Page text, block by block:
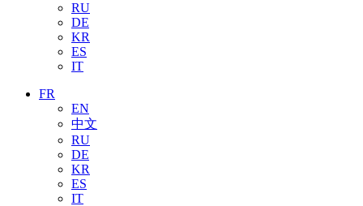
RU
DE
KR
ES
IT
FR
EN
中文
RU
DE
KR
ES
IT